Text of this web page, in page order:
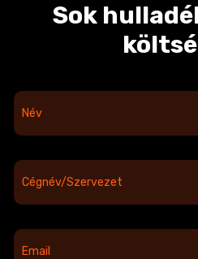
Sok
N
v
C
g
é
E
m